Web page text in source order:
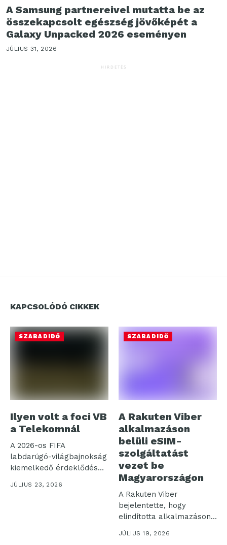
A Samsung partnereivel mutatta be az
összekapcsolt egészség jövőképét a
Galaxy Unpacked 2026 eseményen
JÚLIUS 31, 2026
HIRDETÉS
KAPCSOLÓDÓ CIKKEK
SZABADIDŐ
Ilyen volt a foci VB
a Telekomnál
A 2026-os FIFA
labdarúgó-világbajnokság
kiemelkedő érdeklődés
mellett zajlott a Telekom
JÚLIUS 23, 2026
SZABADIDŐ
A Rakuten Viber
alkalmazáson
belüli eSIM-
szolgáltatást
vezet be
Magyarországon
A Rakuten Viber
bejelentette, hogy
elindította alkalmazáson
belüli utazási eSIM-
szolgáltatását, amely
JÚLIUS 19, 2026